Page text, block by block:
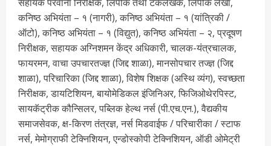
कनिष्ठ अभियंता – १ (नागरी), कनिष्ठ अभियंता – १ (यांत्रिकी /
ऑटो), कनिष्ठ अभियंता – १ (विद्युत), कनिष्ठ अभियंता – २, प्रदूषण
निरीक्षक, सहायक अग्निशमन केंद्र अधिकारी, चालक-यंत्रचालक,
फायरमन, वाचा उपचारतज्ज्ञ (जिद्द शाळा), मानसोपचार तज्ज्ञ (जिद्द
शाळा), परिचारिका (जिद्द शाळा), विशेष शिक्षक (अस्थि व्यंग), स्वच्छता
निरीक्षक, डायटिशियन, बायोमेडिकल इंजिनिअर, फिजिओथेरपिस्ट,
सायकॅट्रीक कौन्सिलर, पब्लिक हेल्थ नर्स (पी.एच.एन.), वैद्यकीय
समाजसेवक, क्ष-किरण तंत्रज्ञ, नर्स मिडवाईफ / परिचारीका / स्टाफ
नर्स, मेमोग्राफी टेक्निशियन, एन्डोस्कोपी टेक्निशियन, ऑडी ओमेट्री